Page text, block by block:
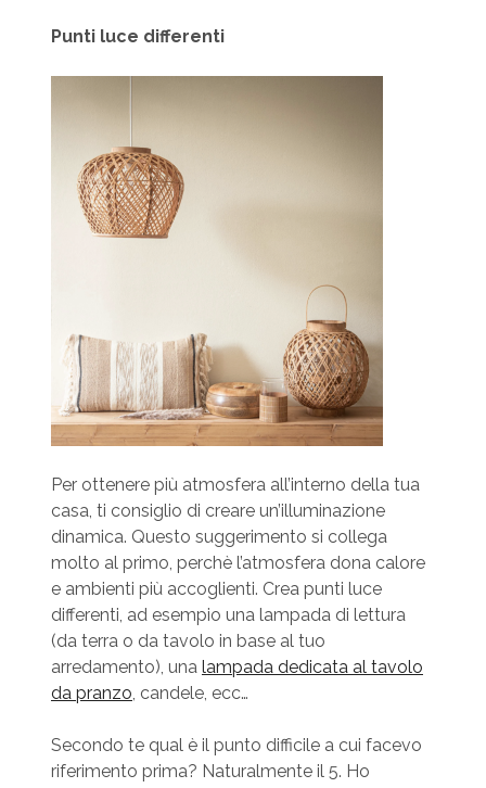
Punti luce differenti
Per ottenere più atmosfera all’interno della tua
casa, ti consiglio di creare un’illuminazione
dinamica. Questo suggerimento si collega
molto al primo, perchè l’atmosfera dona calore
e ambienti più accoglienti. Crea punti luce
differenti, ad esempio una lampada di lettura
(da terra o da tavolo in base al tuo
arredamento), una lampada dedicata al tavolo
da pranzo , candele, ecc…
Secondo te qual è il punto difficile a cui facevo
riferimento prima? Naturalmente il 5. Ho